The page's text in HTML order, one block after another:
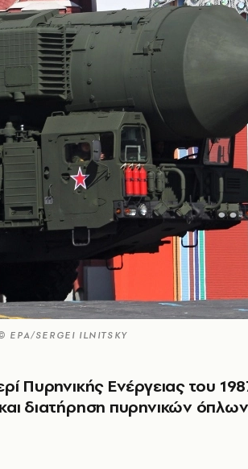
SERGEI ILNITSKY
Πυρηνικής Ενέργειας του
διατήρηση πυρηνικών όπλων